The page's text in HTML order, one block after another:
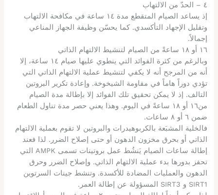
٤ – الحدّ من الالتهاب
إذ يساعد الصيام المتقطع مدة ١٤ ساعة في مكافحة الالتهاب
وتقليل الإجهاد التأكسدي. كما يحسّن وظيفة الجهاز المناعي
إجمالاً.
١٦ أو ١٨ ساعةً من الصيام لتنشيط الالتهام الذاتي
وبالرغم من كثرة الفوائد التي ينطوي عليها صيام ١٤ ساعة، إلا
أنه من المرجح أنه لا يكفي لتنشيط عملية الالتهام الذاتي التي
تؤدي دوراً هاماً في مقاومة الشيخوخة. وإعادة تكرير البروتين
التالف. إذ لا يمكن تحقيق تلك الفوائد إلا بإطالة مدة الصيام
من١٦ أو ١٨ ساعةً في اليوم. وهذا يعني حصر مدة تناول الطعام
ضمن ٦ أو ٨ ساعات.
فالخلية المشبَعة بالكربوهيدرات والبروتين لا تقوم بعملية الالتهام
الذاتي أو بحرق مخزون الدهون أو حتى إصلاح الضرر. لذا فعند
إطالة ساعات الصيام يَنشُط عمل بروتينات تسمى AMPK التي
تحفز بدورها بدء عملية الالتهام الذاتي. وإصلاح الضرر وحرق
الدهون والعمليات المضادة للأكسدة. وتنشط جينات السرتوين
SIRT1 و SIRT3 المسؤولة عن إطالة العمر.